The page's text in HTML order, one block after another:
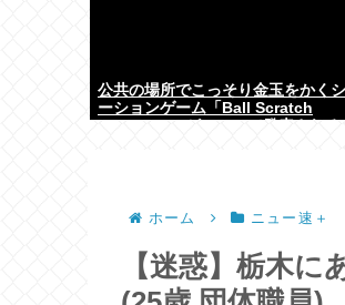
公共の場所でこっそり金玉をかく
ーションゲーム「Ball Scratch
ホーム ニュー速＋
【迷惑】栃木